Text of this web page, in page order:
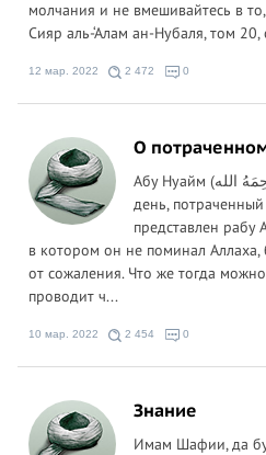
молчания и не вмешивайтесь в то,
Сияр аль-‘Алам ан-Нубаля, том
12 мар. 2022 2 472 0
О
Абу Нуайм (رَحِمَهُ الله) сказал: «Каждый час,
день,
представлен рабу
в котором он не поминал Аллаха,
от сожаления. Что же тогда
проводит ч...
10 мар. 2022 2 454 0
Знание
Имам Шафии, да